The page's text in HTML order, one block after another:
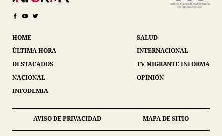
HOME
ÚLTIMA HORA
DESTACADOS
NACIONAL
INFODEMIA
SALUD
INTERNACIONAL
TV MIGRANTE INFORMA
OPINIÓN
AVISO DE PRIVACIDAD MAPA DE SITIO